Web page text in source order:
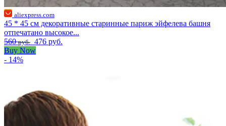
aliexpress.com
45 * 45 см декоративные старинные париж эйфелева башня
отпечатано высокое...
560руб. 476 руб.
Buy Now
- 14%